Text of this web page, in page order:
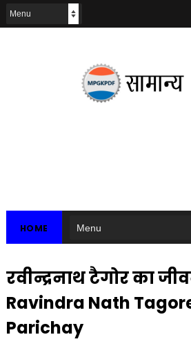
HOME
रवीन्द्रनाथ टैगोर का
Ravindra Nath
Parichay